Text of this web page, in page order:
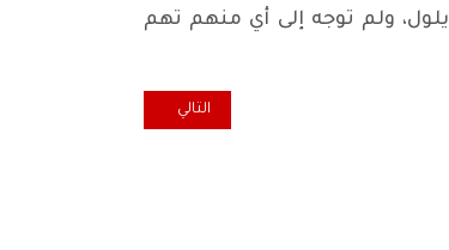
ولم توجه إلى أي منهم تهم
المقال التالي: بلاغ عن المؤتمر
التالي